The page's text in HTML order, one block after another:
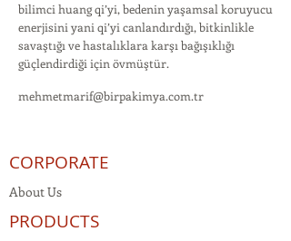
bilimci huang qi’yi, bedenin yaşamsal koruyucu
enerjisini yani qi’yi canlandırdığı, bitkinlikle
savaştığı ve hastalıklara karşı bağışıklığı
güçlendirdiği için övmüştür.
mehmetmarif@birpakimya.com.tr
CORPORATE
About Us
PRODUCTS